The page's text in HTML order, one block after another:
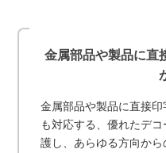
金属部品や製品に直
金属部品や製品に直接
も対応する、優れたデ
護し、あらゆる方向か